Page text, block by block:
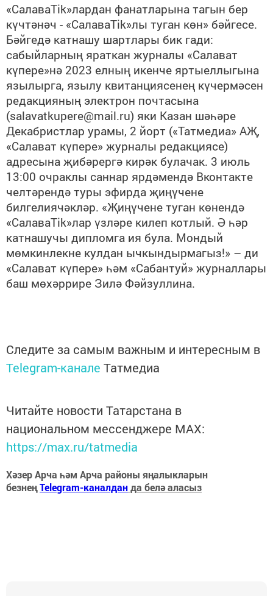
«СалаваTik»лардан фанатларына тагын бер
күчтәнәч - «СалаваTik»лы туган көн» бәйгесе.
Бәйгедә катнашу шартлары бик гади:
сабыйларның яраткан журналы «Салават
күпере»нә 2023 елның икенче яртыеллыгына
язылырга, язылу квитанциясенең күчермәсен
редакцияның электрон почтасына
(salavatkupere@mail.ru) яки Казан шәһәре
Декабристлар урамы, 2 йорт («Татмедиа» АҖ,
«Салават күпере» журналы редакциясе)
адресына җибәрергә кирәк булачак. 3 июль
13:00 очраклы саннар ярдәмендә Вконтакте
челтәрендә туры эфирда җиңүчене
билгелиячәкләр. «Җиңүчене туган көнендә
«СалаваTik»лар үзләре килеп котлый. Ә һәр
катнашучы дипломга ия була. Мондый
мөмкинлекне кулдан ычкындырмагыз!» – ди
«Салават күпере» һәм «Сабантуй» журналлары
баш мөхәррире Зилә Фәйзуллина.
Следите за самым важным и интересным в
Telegram-канале Татмедиа
Читайте новости Татарстана в
национальном мессенджере MАХ:
https://max.ru/tatmedia
Хәзер Арча һәм Арча районы яңалыкларын
безнеңTelegram-каналданда белә аласыз